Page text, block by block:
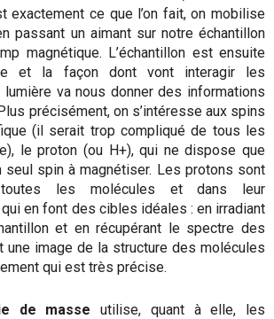
exactement ce que l’on fait, on mobilise
passant un aimant sur notre échantillon
magnétique. L’échantillon est ensuite
et la façon dont vont interagir les
va nous donner des informations
précisément, on s’intéresse aux spins
(il serait trop compliqué de tous les
le proton (ou H+), qui ne dispose que
seul spin à magnétiser. Les protons sont
les molécules et dans leur
en font des cibles idéales : en irradiant
et en récupérant le spectre des
une image de la structure des molécules
qui est très précise.
de masse utilise, quant à elle, les